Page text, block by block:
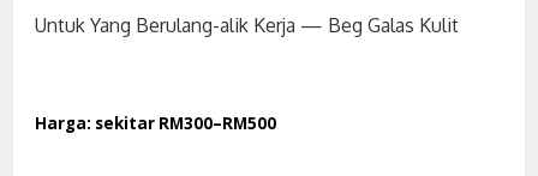
Untuk Yang Berulang-alik Kerja — Beg Galas Kulit
Harga: sekitar RM300–RM500